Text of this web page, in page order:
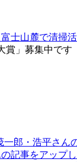
士山麓で清掃
賞」募集中です
一郎・浩平さん
記事をアップし